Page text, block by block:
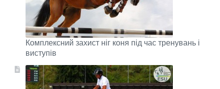
Комплексний захист ніг коня під час тренувань і
виступів